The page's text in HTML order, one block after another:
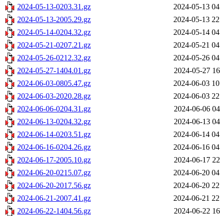
2024-05-13-0203.31.gz
2024-05-13
2024-05-13-2005.29.gz
2024-05-13
2024-05-14-0204.32.gz
2024-05-14
2024-05-21-0207.21.gz
2024-05-21
2024-05-26-0212.32.gz
2024-05-26
2024-05-27-1404.01.gz
2024-05-27
2024-06-03-0805.47.gz
2024-06-03
2024-06-03-2020.28.gz
2024-06-03
2024-06-06-0204.31.gz
2024-06-06
2024-06-13-0204.32.gz
2024-06-13
2024-06-14-0203.51.gz
2024-06-14
2024-06-16-0204.26.gz
2024-06-16
2024-06-17-2005.10.gz
2024-06-17
2024-06-20-0215.07.gz
2024-06-20
2024-06-20-2017.56.gz
2024-06-20
2024-06-21-2007.41.gz
2024-06-21
2024-06-22-1404.56.gz
2024-06-22